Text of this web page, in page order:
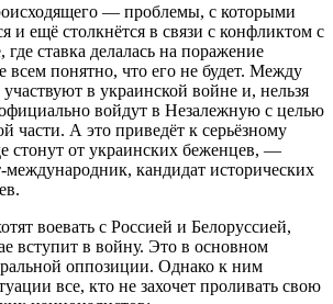
— проблемы, с которыми
и ещё столкнётся в связи с конфликтом с
ставка делалась на поражение
понятно, что его не будет. Между
в украинской войне и, нельзя
войдут в Незалежную с целью
части. А это приведёт к серьёзному
стонут от украинских беженцев, —
международник, кандидат исторических
воевать с Россией и Белоруссией,
вступит в войну. Это в основном
оппозиции. Однако к ним
все, кто не захочет проливать свою